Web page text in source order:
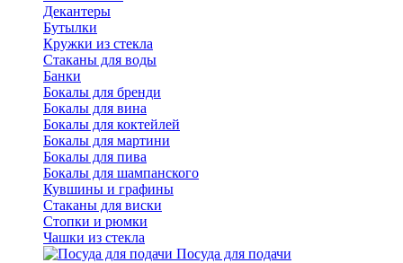
Декантеры
Бутылки
Кружки из стекла
Стаканы для воды
Банки
Бокалы для бренди
Бокалы для вина
Бокалы для коктейлей
Бокалы для мартини
Бокалы для пива
Бокалы для шампанского
Кувшины и графины
Стаканы для виски
Стопки и рюмки
Чашки из стекла
Посуда для подачи